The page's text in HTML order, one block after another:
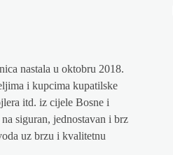
nastala u oktobru 2018.
i kupcima kupatilske
itd. iz cijele Bosne i
siguran, jednostavan i brz
uz brzu i kvalitetnu